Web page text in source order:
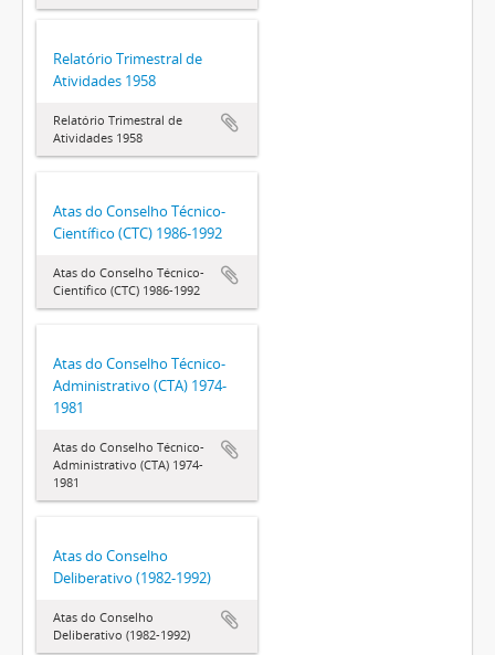
Relatório Trimestral de
Atividades 1958
Relatório Trimestral de
Atividades 1958
Atas do Conselho Técnico-
Científico (CTC) 1986-1992
Atas do Conselho Técnico-
Científico (CTC) 1986-1992
Atas do Conselho Técnico-
Administrativo (CTA) 1974-
1981
Atas do Conselho Técnico-
Administrativo (CTA) 1974-
1981
Atas do Conselho
Deliberativo (1982-1992)
Atas do Conselho
Deliberativo (1982-1992)